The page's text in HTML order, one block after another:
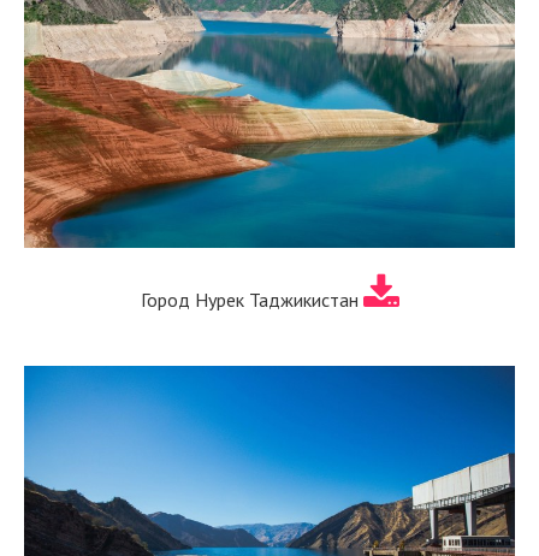
Город Нурек Таджикистан